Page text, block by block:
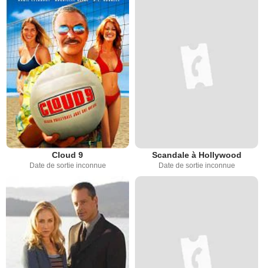
Cloud 9
Date de sortie inconnue
Scandale à Hollywood
Date de sortie inconnue